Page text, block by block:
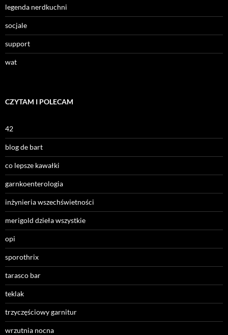
legenda nerdkuchni
socjale
support
wat
CZYTAM I POLECAM
42
blog de bart
co lepsze kawałki
garnkoenterologia
inżynieria wszechświetności
merigold dzieła wszystkie
opi
sporothrix
tarasco bar
teklak
trzyczęściowy garnitur
wrzutnia nocna